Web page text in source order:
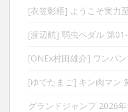
[衣笠彰梧] ようこそ実力
[渡辺航] 弱虫ペダル 第
[ONEx村田雄介] ワンパ
[ゆでたまご] キン肉マン
グランドジャンプ 2026